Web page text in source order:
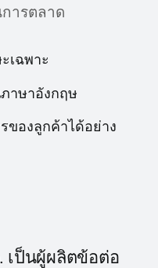
ารตลาด
เฉพาะ
าษาอังกฤษ
ของลูกค้าได้อย่าง
เป็นผู้ผลิตข้อต่อ